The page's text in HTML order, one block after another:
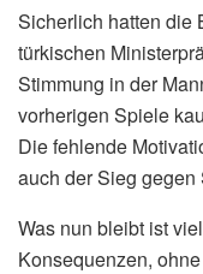
Sicherlich hatten die
türkischen
Stimmung in der
vorherigen Spiele
Die fehlende
auch der Sieg
Was nun bleibt ist
Konsequenzen,